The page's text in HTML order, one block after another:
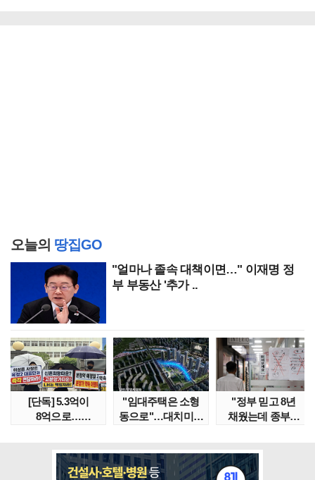
오늘의 땅집GO
"얼마나 졸속 대책이면…" 이재명 정
부 부동산 '추가 ..
[단독] 5.3억이
8억으로…
"임대주택은 소형
동으로"…대치미도
"정부 믿고 8년
채웠는데 종부세